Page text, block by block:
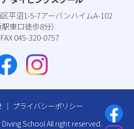
平沼1-5-7アーバンハイムA-102
東⼝徒歩8分）
045-320-0757
｜ プライバシーポリシー
School All right reserved.